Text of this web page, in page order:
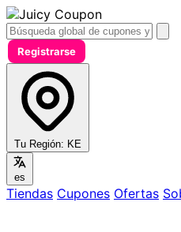
Registrarse
Tu Región: KE
es
Tiendas Cupones Ofertas